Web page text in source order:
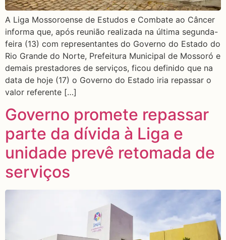
A Liga Mossoroense de Estudos e Combate ao Câncer
informa que, após reunião realizada na última segunda-
feira (13) com representantes do Governo do Estado do
Rio Grande do Norte, Prefeitura Municipal de Mossoró e
demais prestadores de serviços, ficou definido que na
data de hoje (17) o Governo do Estado iria repassar o
valor referente […]
Governo promete repassar
parte da dívida à Liga e
unidade prevê retomada de
serviços